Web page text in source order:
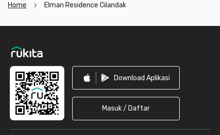
Home Elman Residence Cilandak
Download Aplikasi
Masuk / Daftar